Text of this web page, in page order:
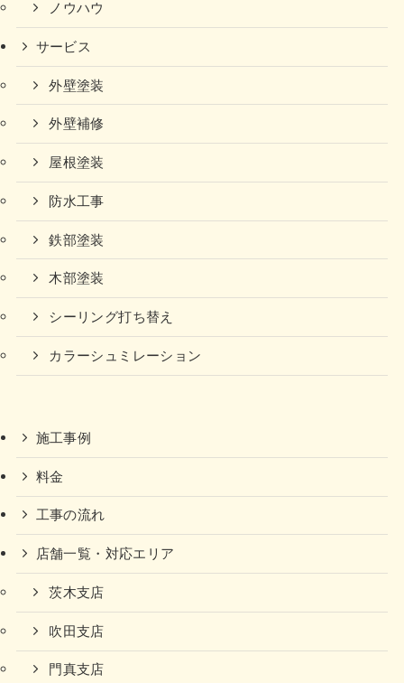
ノウハウ
サービス
外壁塗装
外壁補修
屋根塗装
防水工事
鉄部塗装
木部塗装
シーリング打ち替え
カラーシュミレーション
施工事例
料金
工事の流れ
店舗一覧・対応エリア
茨木支店
吹田支店
門真支店